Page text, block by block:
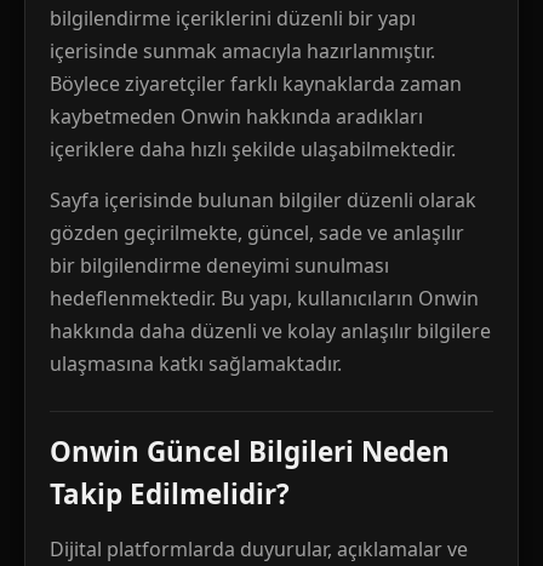
bilgilendirme içeriklerini düzenli bir yapı
içerisinde sunmak amacıyla hazırlanmıştır.
Böylece ziyaretçiler farklı kaynaklarda zaman
kaybetmeden Onwin hakkında aradıkları
içeriklere daha hızlı şekilde ulaşabilmektedir.
Sayfa içerisinde bulunan bilgiler düzenli olarak
gözden geçirilmekte, güncel, sade ve anlaşılır
bir bilgilendirme deneyimi sunulması
hedeflenmektedir. Bu yapı, kullanıcıların Onwin
hakkında daha düzenli ve kolay anlaşılır bilgilere
ulaşmasına katkı sağlamaktadır.
Onwin Güncel Bilgileri Neden
Takip Edilmelidir?
Dijital platformlarda duyurular, açıklamalar ve